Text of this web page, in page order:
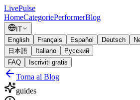
LivePulse
HomeCategoriePerformerBlog
IT
English
Français Español Deutsch
日本語
Italiano
Русский
FAQ
Iscriviti gratis
Torna al Blog
guides